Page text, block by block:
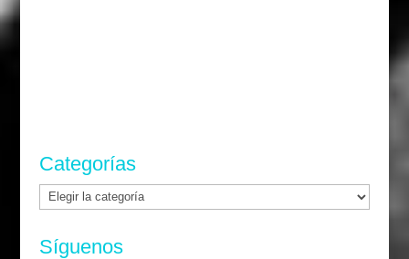
Categorías
Categorías
Síguenos